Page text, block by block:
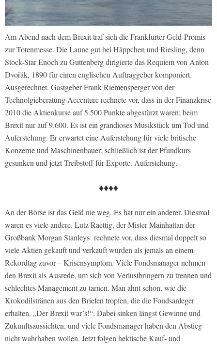
Am Abend nach dem Brexit traf sich die Frankfurter Geld-Promis
zur Totenmesse. Die Laune gut bei Häppchen und Riesling, denn
Stock-Star Enoch zu Guttenberg dirigierte das Requiem von Anton
Dvořák, 1890 für einen englischen Auftraggeber komponiert.
Ausgerechnet. Gastgeber Frank Riemensperger von der
Technolgieberatung Accenture rechnete vor, dass in der Finanzkrise
2010 die Aktienkurse auf 5.500 Punkte abgestürzt waren; beim
Brexit nur auf 9.600. Es ist ein grandioses Musikstück um Tod und
Auferstehung. Er erwartet eine Auferstehung für viele britische
Konzerne und Maschinenbauer; schließlich ist der Pfundkurs
gesunken und jetzt Treibstoff für Exporte. Auferstehung.
♦♦♦♦
An der Börse ist das Geld nie weg. Es hat nur ein anderer. Diesmal
waren es viele andere. Lutz Raettig, der Mister Mainhattan der
Großbank Morgan Stanleys rechnete vor, dass diesmal doppelt so
viele Aktien gekauft und verkauft wurden als jemals an einem
Rekordtag zuvor – Krisensymptom. Viele Fondsmanager nehmen
den Brexit als Ausrede, um sich von Verlustbringern zu trennen und
schlechtes Management zu tarnen. Man ahnt schon, wie die
Krokodilstränen aus den Briefen tropfen, die die Fondsanleger
erhalten. „Der Brexit war´s!“. Dabei sinken längst Gewinne und
Zukunftsaussichten, und viele Fondsmanager haben den Abstieg
nicht wahrhaben wollen. Jetzt folgen hektische Kauf- und